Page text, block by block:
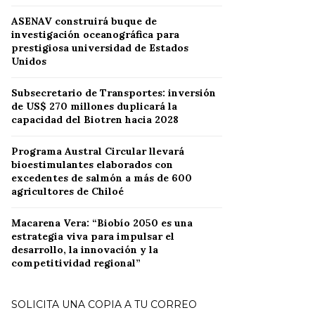
ASENAV construirá buque de
investigación oceanográfica para
prestigiosa universidad de Estados
Unidos
Subsecretario de Transportes: inversión
de US$ 270 millones duplicará la
capacidad del Biotren hacia 2028
Programa Austral Circular llevará
bioestimulantes elaborados con
excedentes de salmón a más de 600
agricultores de Chiloé
Macarena Vera: “Biobío 2050 es una
estrategia viva para impulsar el
desarrollo, la innovación y la
competitividad regional”
SOLICITA UNA COPIA A TU CORREO